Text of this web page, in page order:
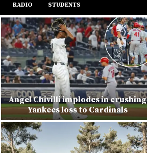
RADIO
STUDENTS
Angel Chivilli implodes in crushing
Yankees loss to Cardinals